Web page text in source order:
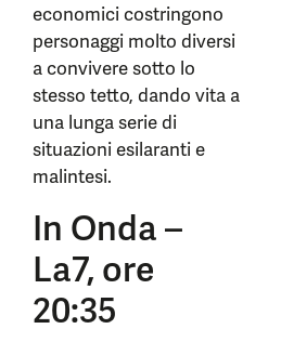
economici costringono
personaggi molto diversi
a convivere sotto lo
stesso tetto, dando vita a
una lunga serie di
situazioni esilaranti e
malintesi.
In Onda –
La7, ore
20:35